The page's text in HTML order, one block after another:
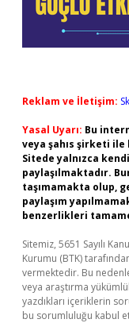
Reklam ve İletişim:
Yasal Uyarı: Bu
veya şahıs şirketi ile
Sitede yalnızca
paylaşılmaktadır.
taşımamakta olup,
paylaşım
benzerlikleri
Sitemiz, 5651 Sayılı
Kurumu (BTK)
vermektedir. Bu
veya araştırma
yazdıkları içeriklerin
bu sorumluluğu kabul